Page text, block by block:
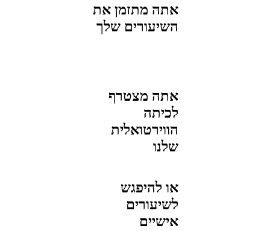
אתה מתזמן את
השיעורים שלך
אתה מצטרף
לכיתה
הווירטואלית
שלנו
או להיפגש
לשיעורים
אישיים